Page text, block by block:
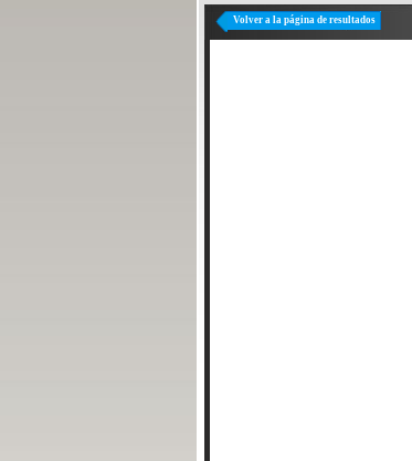
Volver a la página de resultados